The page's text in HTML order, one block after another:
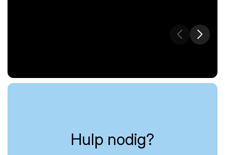
Hulp nodig?